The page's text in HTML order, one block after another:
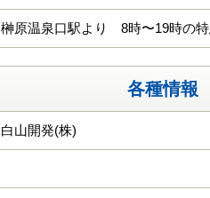
榊原温泉口駅より 8時〜19時の
各種情報
白山開発(株)